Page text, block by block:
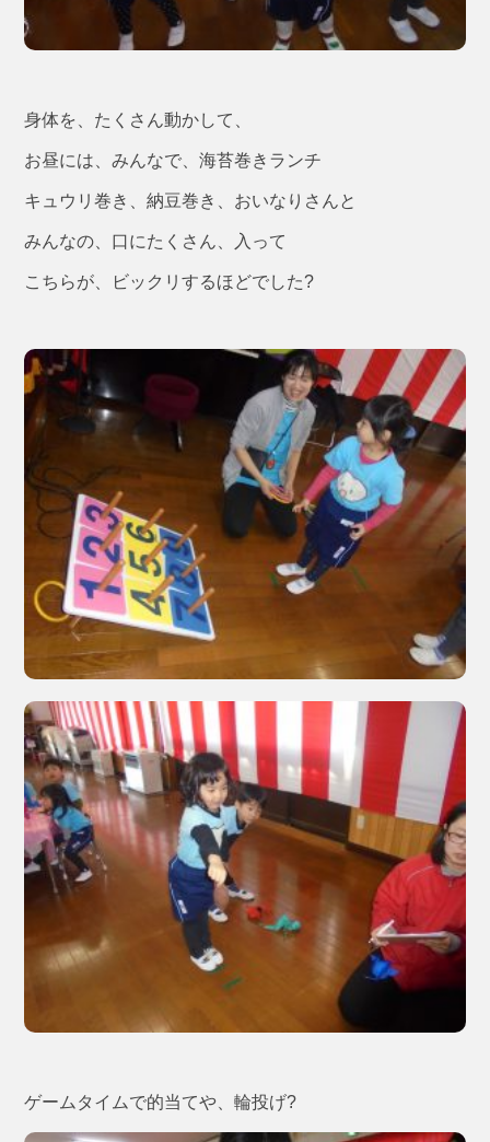
身体を、たくさん動かして、
お昼には、みんなで、海苔巻きランチ
キュウリ巻き、納豆巻き、おいなりさんと
みんなの、口にたくさん、入って
こちらが、ビックリするほどでした?
ゲームタイムで的当てや、輪投げ?